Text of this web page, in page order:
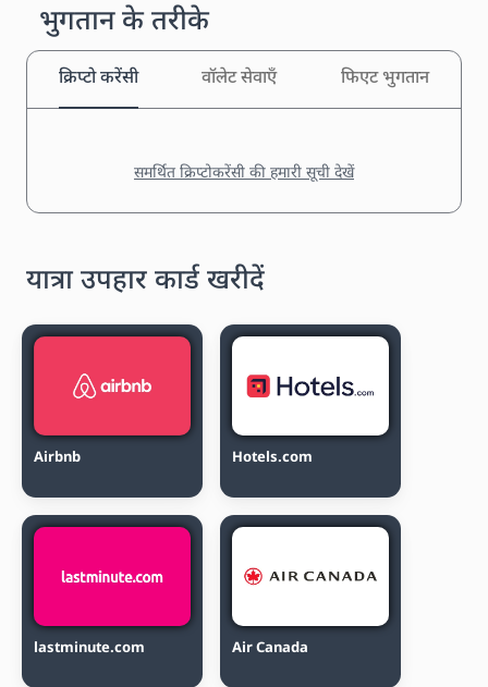
भुगतान के तरीके
क्रिप्टो करेंसी वॉलेट सेवाएँ फिएट भुगतान
समर्थित क्रिप्टोकरेंसी की हमारी सूची देखें
यात्रा उपहार कार्ड खरीदें
Airbnb Hotels.com
lastminute.com Air Canada